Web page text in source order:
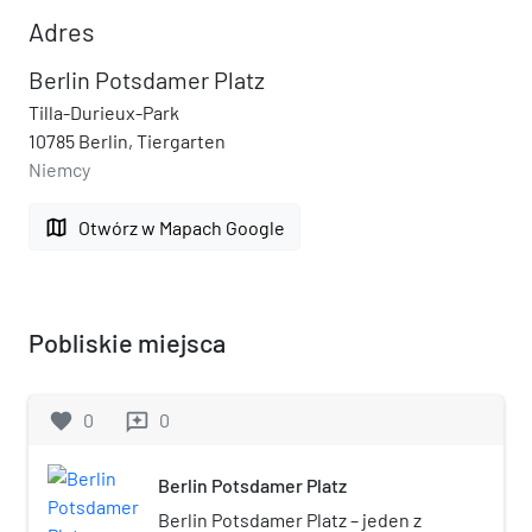
Adres
Berlin Potsdamer Platz
Tilla-Durieux-Park
10785 Berlin, Tiergarten
Niemcy
map Otwórz w Mapach Google
Pobliskie miejsca
favorite 0 reviews 0
Berlin Potsdamer Platz
Berlin Potsdamer Platz – jeden z